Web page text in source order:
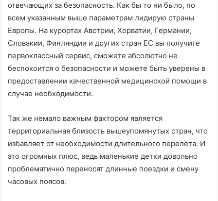
отвечающих за безопасность. Как бы то ни было, по
всем указанным выше параметрам лидирую страны
Европы. На курортах Австрии, Хорватии, Германии,
Словакии, Финляндии и других стран ЕС вы получите
первоклассный сервис, сможете абсолютно не
беспокоится о безопасности и можете быть уверены в
предоставлении качественной медицинской помощи в
случае необходимости.
Так же немало важным фактором является
территориальная близость вышеупомянутых стран, что
избавляет от необходимости длительного перелета. И
это огромных плюс, ведь маленькие детки довольно
проблематично переносят длинные поездки и смену
часовых поясов.